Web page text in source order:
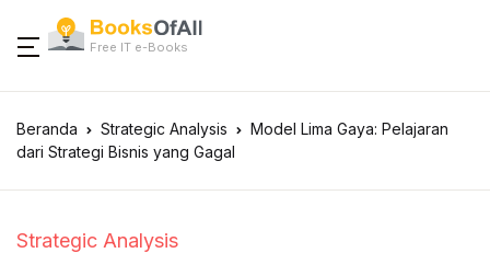
Free IT e-Books
Beranda Strategic Analysis
Model Lima Gaya: Pelajaran
dari Strategi Bisnis yang Gagal
Strategic Analysis